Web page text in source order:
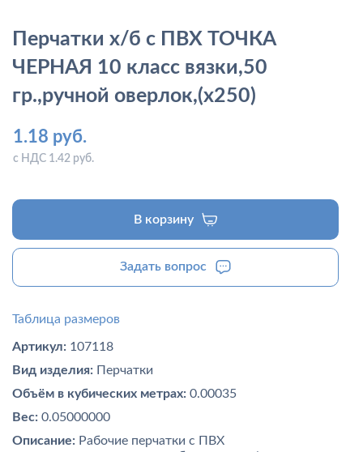
Перчатки х/б с ПВХ ТОЧКА
ЧЕРНАЯ 10 класс вязки,50
гр.,ручной оверлок,(х250)
1.18 руб.
с НДС 1.42 руб.
В корзину
Задать вопрос
Таблица размеров
Артикул: 107118
Вид изделия: Перчатки
Объём в кубических метрах: 0.00035
Вес: 0.05000000
Описание: Рабочие перчатки с ПВХ